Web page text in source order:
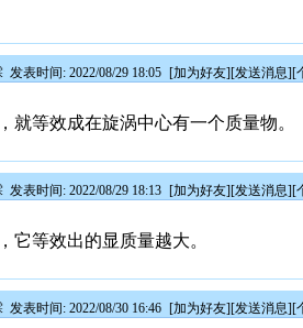
发表时间: 2022/08/29 18:05 [加为好友][发送消息][
就等效成在旋涡中心有一个质量物。
发表时间: 2022/08/29 18:13 [加为好友][发送消息][
它等效出的显质量越大。
发表时间: 2022/08/30 16:46 [加为好友][发送消息][